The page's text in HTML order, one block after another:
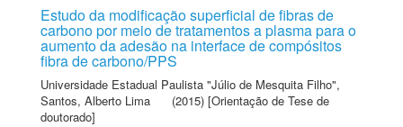
Estudo da modificação superficial de fibras de
carbono por meio de tratamentos a plasma para o
aumento da adesão na interface de compósitos
fibra de carbono/PPS
Universidade Estadual Paulista "Júlio de Mesquita Filho",
Santos, Alberto Lima
(2015) [Orientação de Tese de
doutorado]